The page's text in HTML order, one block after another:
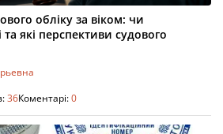
обліку за віком: чи
які перспективи судового
36Коментарі:0